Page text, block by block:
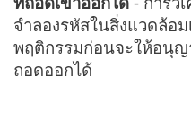
จำลองรหัสในสิ่งแวดล้อ
พฤติกรรมก่อนจะให้อนุ
ถอดออกได้